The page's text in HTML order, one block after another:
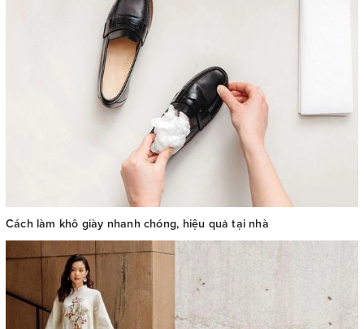
Cách làm khô giày nhanh chóng, hiệu quả tại nhà